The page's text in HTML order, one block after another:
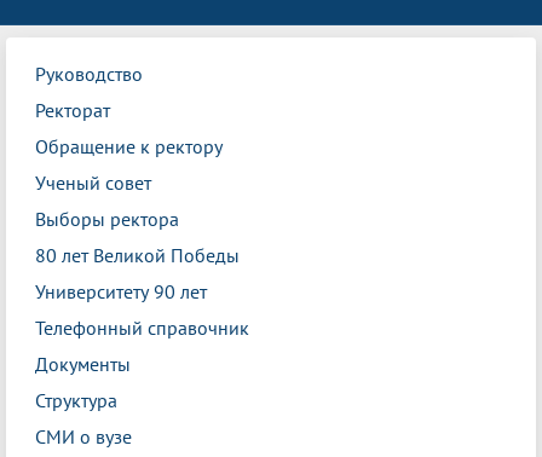
Руководство
Ректорат
Обращение к ректору
Ученый совет
Выборы ректора
80 лет Великой Победы
Университету 90 лет
Телефонный справочник
Документы
Структура
СМИ о вузе